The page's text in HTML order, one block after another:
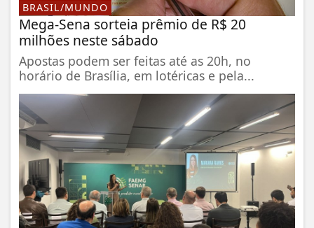
BRASIL/MUNDO
Mega-Sena sorteia prêmio de R$ 20
milhões neste sábado
Apostas podem ser feitas até as 20h, no
horário de Brasília, em lotéricas e pela...